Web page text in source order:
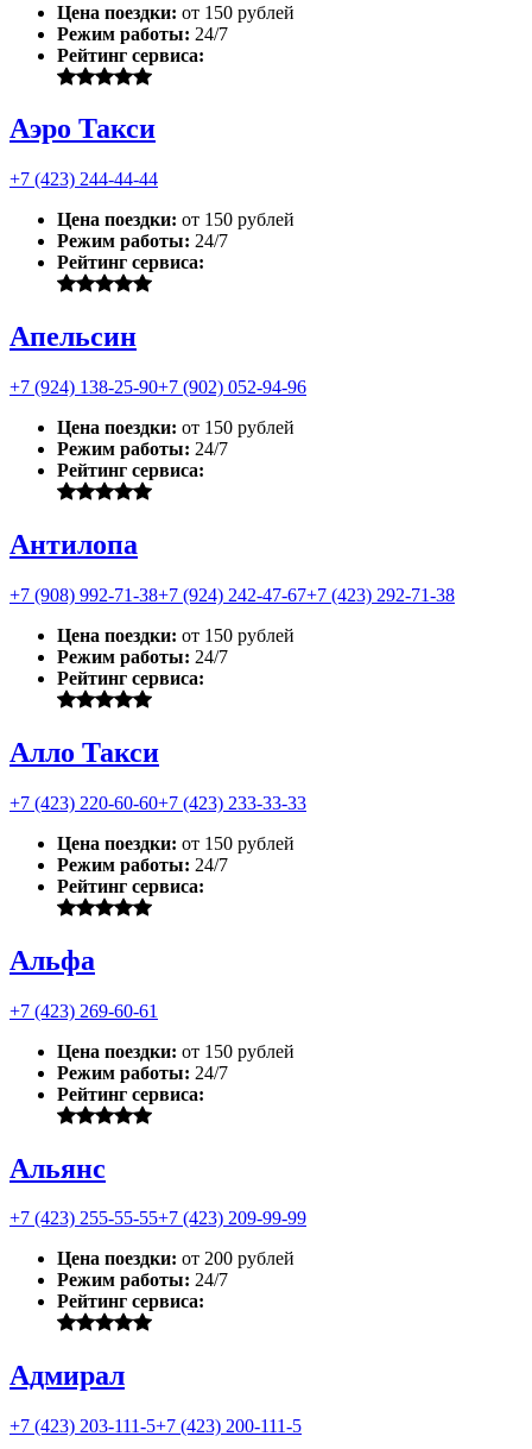
Цена поездки: от 150 рублей
Режим работы: 24/7
Рейтинг сервиса:
Аэро Такси
+7 (423) 244-44-44
Цена поездки: от 150 рублей
Режим работы: 24/7
Рейтинг сервиса:
Апельсин
+7 (924) 138-25-90+7 (902) 052-94-96
Цена поездки: от 150 рублей
Режим работы: 24/7
Рейтинг сервиса:
Антилопа
+7 (908) 992-71-38+7 (924) 242-47-67+7 (423) 292-71-38
Цена поездки: от 150 рублей
Режим работы: 24/7
Рейтинг сервиса:
Алло Такси
+7 (423) 220-60-60+7 (423) 233-33-33
Цена поездки: от 150 рублей
Режим работы: 24/7
Рейтинг сервиса:
Альфа
+7 (423) 269-60-61
Цена поездки: от 150 рублей
Режим работы: 24/7
Рейтинг сервиса:
Альянс
+7 (423) 255-55-55+7 (423) 209-99-99
Цена поездки: от 200 рублей
Режим работы: 24/7
Рейтинг сервиса:
Адмирал
+7 (423) 203-111-5+7 (423) 200-111-5